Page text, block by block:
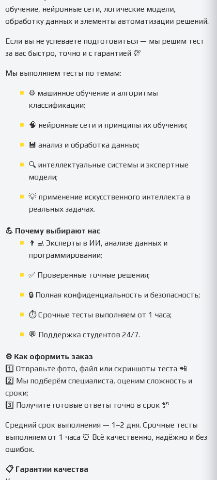
обучение, нейронные сети, логические модели,
обработку данных и элементы автоматизации решений.
Если вы не успеваете подготовиться — мы решим тест
за вас быстро, точно и с гарантией 💯
Мы выполняем тесты по темам:
⚙️ машинное обучение и алгоритмы
классификации;
🧠 нейронные сети и принципы их обучения;
💾 анализ и обработка данных;
🔍 интеллектуальные системы и экспертные
модели;
💡 применение искусственного интеллекта в
реальных задачах.
💪 Почему выбирают нас
👨‍💻 Эксперты в ИИ, анализе данных и
программировании;
✅ Проверенные точные решения;
🔒 Полная конфиденциальность и безопасность;
⏱️ Срочные тесты выполняем от 1 часа;
💬 Поддержка студентов 24/7.
⚙️ Как оформить заказ
1️⃣ Отправьте фото, файл или скриншоты теста 📲
2️⃣ Мы подберём специалиста, оценим сложность и
сроки;
3️⃣ Получите готовые ответы точно в срок 💯
Средний срок выполнения — 1–2 дня. Срочные тесты
выполняем от 1 часа ⏰ Всё качественно, надёжно и без
ошибок.
📋 Гарантии качества